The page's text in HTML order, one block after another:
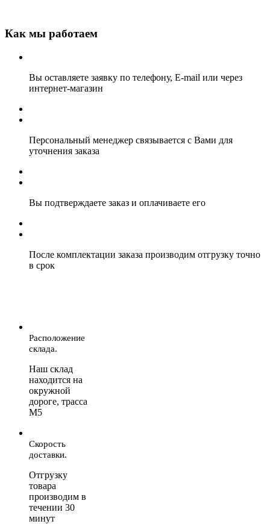
Как мы работаем
Вы оставляете заявку по телефону, E-mail или через
интернет-магазин
Персональный менеджер связывается с Вами для
уточнения заказа
Вы подтверждаете заказ и оплачиваете его
После комплектации заказа производим отгрузку точно
в срок
Расположение
склада.
Наш склад
находится на
окружной
дороге, трасса
М5
Скорость
доставки.
Отгрузку
товара
производим в
течении 30
минут